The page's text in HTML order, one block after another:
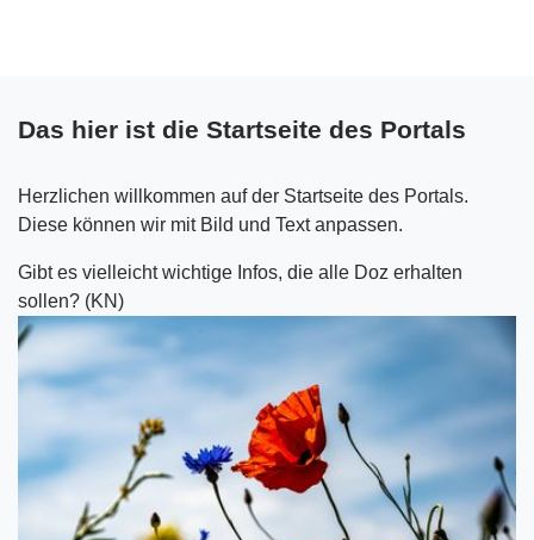
Das hier ist die Startseite des Portals
Herzlichen willkommen auf der Startseite des Portals.
Diese können wir mit Bild und Text anpassen.
Gibt es vielleicht wichtige Infos, die alle Doz erhalten
sollen? (KN)